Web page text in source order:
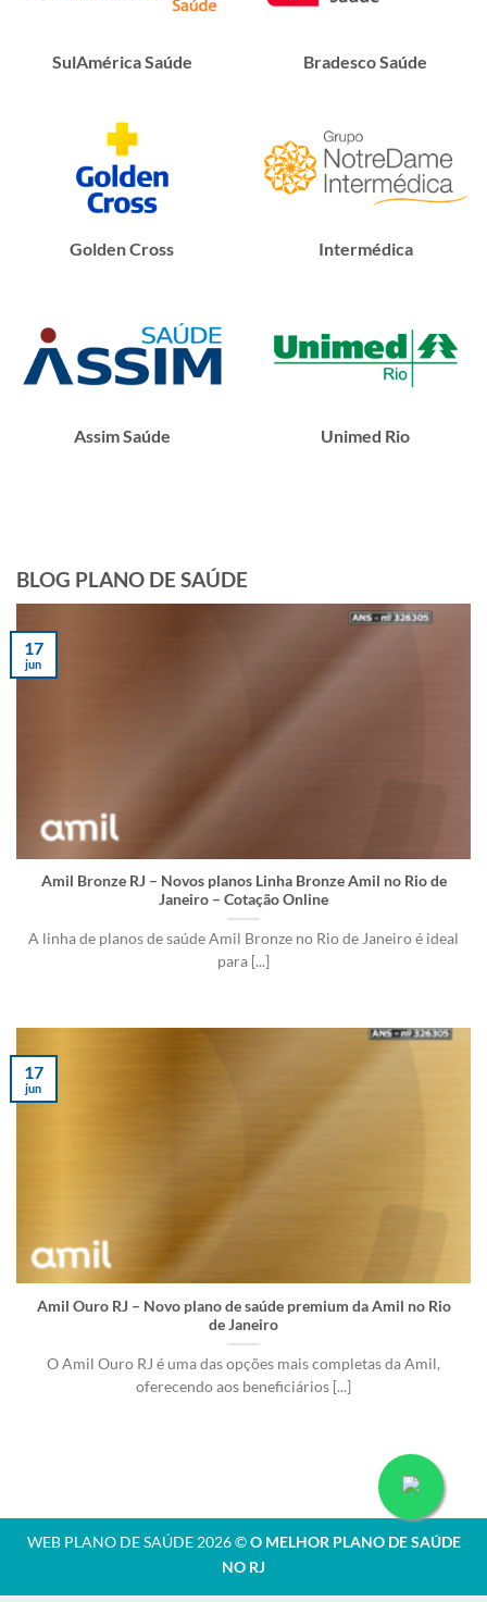
SulAmérica Saúde Bradesco Saúde
Golden Cross Intermédica
Assim Saúde Unimed Rio
BLOG PLANO DE SAÚDE
Amil Bronze RJ – Novos planos Linha Bronze Amil no Rio de
Janeiro – Cotação Online
A linha de planos de saúde Amil Bronze no Rio de Janeiro é ideal
para [...]
17
jun
Amil Ouro RJ – Novo plano de saúde premium da Amil no Rio
de Janeiro
O Amil Ouro RJ é uma das opções mais completas da Amil,
oferecendo aos beneficiários [...]
17
jun
WEB PLANO DE SAÚDE 2026 ©O MELHOR PLANO DE SAÚDE
NO RJ